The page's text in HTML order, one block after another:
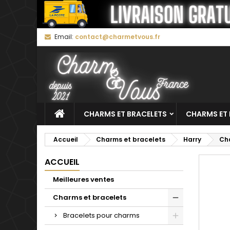
Email: contact@charmetvous.fr
CHARMS ET BRACELETS CHARMS ET
Accueil Charms et bracelets Harry
ACCUEIL
Meilleures ventes
Charms et bracelets
Bracelets pour charms